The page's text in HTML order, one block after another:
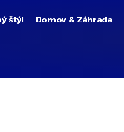
štýl Domov & Záhrada